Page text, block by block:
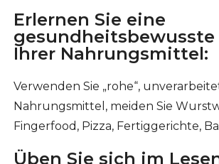
Erlernen Sie eine
gesundheitsbewusste
Ihrer Nahrungsmittel:
Verwenden Sie „rohe“,
Nahrungsmittel, meiden Sie
Fingerfood, Pizza, Fertiggerichte,
Üben Sie sich im